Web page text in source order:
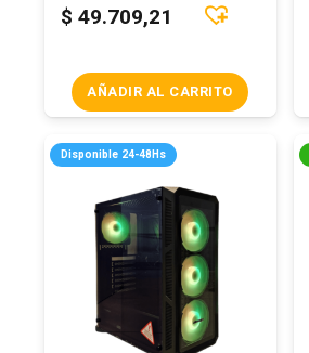
$ 49.709,21
AÑADIR AL CARRITO
Disponible 24-48Hs